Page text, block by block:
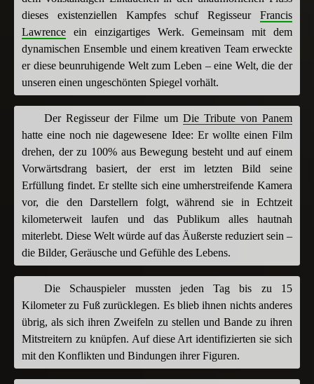
dieses existenziellen Kampfes schuf Regisseur Francis
Lawrence ein einzigartiges Werk. Gemeinsam mit dem
dynamischen Ensemble und einem kreativen Team erweckte
er diese beunruhigende Welt zum Leben – eine Welt, die der
unseren einen ungeschönten Spiegel vorhält.
Der Regisseur der Filme um Die Tribute von Panem
hatte eine noch nie dagewesene Idee: Er wollte einen Film
drehen, der zu 100% aus Bewegung besteht und auf einem
Vorwärtsdrang basiert, der erst im letzten Bild seine
Erfüllung findet. Er stellte sich eine umherstreifende Kamera
vor, die den Darstellern folgt, während sie in Echtzeit
kilometerweit laufen und das Publikum alles hautnah
miterlebt. Diese Welt würde auf das Äußerste reduziert sein –
die Bilder, Geräusche und Gefühle des Lebens.
Die Schauspieler mussten jeden Tag bis zu 15
Kilometer zu Fuß zurücklegen. Es blieb ihnen nichts anderes
übrig, als sich ihren Zweifeln zu stellen und Bande zu ihren
Mitstreitern zu knüpfen. Auf diese Art identifizierten sie sich
mit den Konflikten und Bindungen ihrer Figuren.